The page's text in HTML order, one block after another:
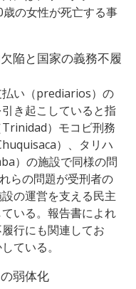
の女性が死亡する事
陥と国家の義務不履
い（prediarios）の
き起こしていると指
）モコビ刑務
）、タリハ
）の施設で同様の問
らの問題が受刑者の
の運営を支える民主
いる。報告書によれ
行にも関連してお
ている。
弱体化